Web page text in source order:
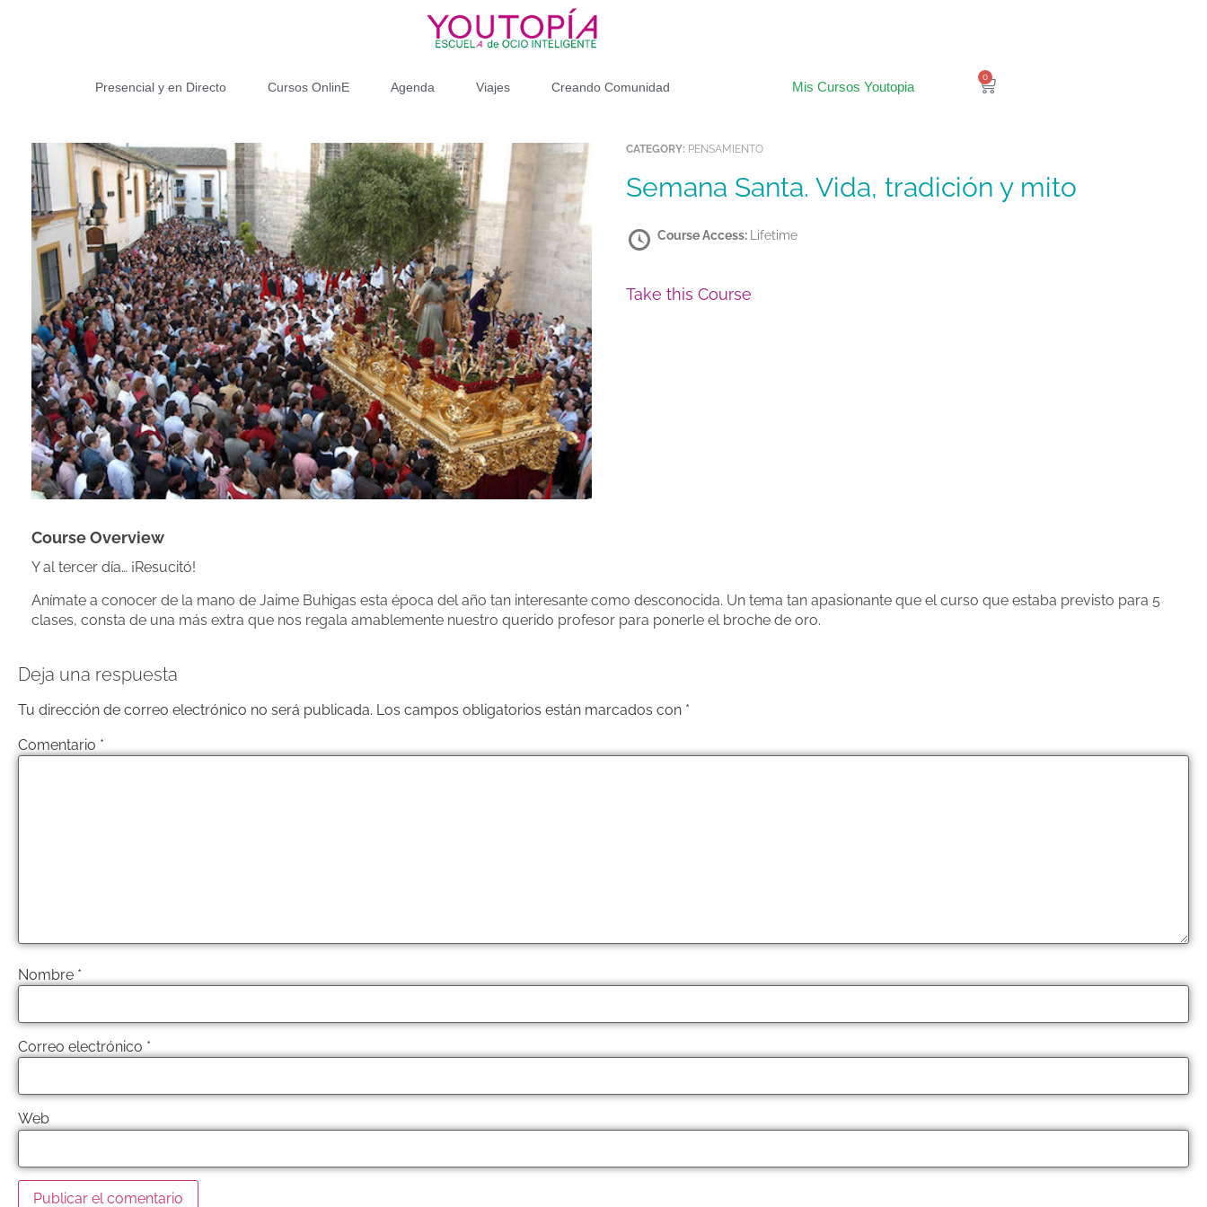
Presencial y en Directo Cursos OnlinE Agenda Viajes Creando Comunidad Mis Cursos Youtopia
0
CATEGORY: PENSAMIENTO
Semana Santa. Vida, tradición y mito
Course Access: Lifetime
Take this Course
Course Overview
Y al tercer día… ¡Resucitó!
Anímate a conocer de la mano de Jaime Buhigas esta época del año tan interesante como desconocida. Un tema tan apasionante que el curso que estaba previsto para 5
clases, consta de una más extra que nos regala amablemente nuestro querido profesor para ponerle el broche de oro.
Deja una respuesta
Tu dirección de correo electrónico no será publicada. Los campos obligatorios están marcados con *
Comentario *
Nombre *
Correo electrónico *
Web